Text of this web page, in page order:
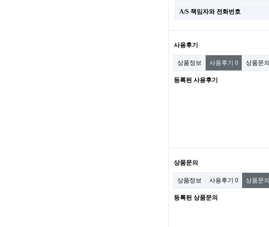
A/S 책임자와 전화번호
사용후기
상품정보 사용후기 0 상품문의
등록된 사용후기
상품문의
상품정보 사용후기 0 상품문의
등록된 상품문의